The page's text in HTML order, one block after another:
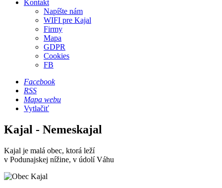
Kontakt
Napíšte nám
WIFI pre Kajal
Firmy
Mapa
GDPR
Cookies
FB
Facebook
RSS
Mapa webu
Vytlačiť
Kajal - Nemeskajal
Kajal je malá obec, ktorá leží
v Podunajskej nížine, v údolí Váhu